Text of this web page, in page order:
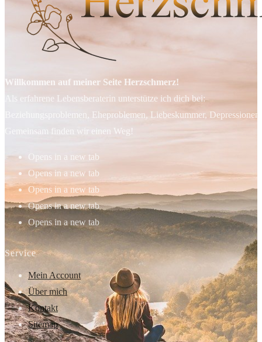
Willkommen auf meiner Seite Herzschmerz!
Als erfahrene Lebensberaterin unterstütze ich dich bei:
Beziehungsproblemen, Eheproblemen, Liebeskummer,
Gemeinsam finden wir einen Weg!
Opens in a new tab
Opens in a new tab
Opens in a new tab
Opens in a new tab
Opens in a new tab
Service
Mein Account
Über mich
Kontakt
Sitemap